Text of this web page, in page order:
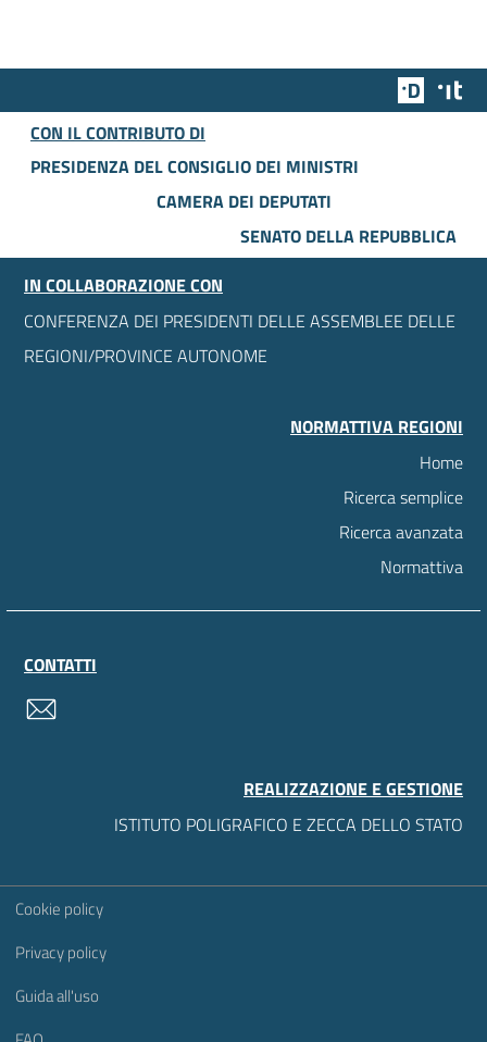
Team
CON IL CONTRIBUTO DI
PRESIDENZA DEL CONSIGLIO DEI MINISTRI
CAMERA DEI DEPUTATI
SENATO DELLA REPUBBLICA
IN COLLABORAZIONE CON
CONFERENZA DEI PRESIDENTI DELLE ASSEMBLEE DELLE
REGIONI/PROVINCE AUTONOME
NORMATTIVA REGIONI
Home
Ricerca semplice
Ricerca avanzata
Normattiva
CONTATTI
REALIZZAZIONE E GESTIONE
ISTITUTO POLIGRAFICO E ZECCA DELLO STATO
Sezione Link Utili
Cookie policy
Privacy policy
Guida all'uso